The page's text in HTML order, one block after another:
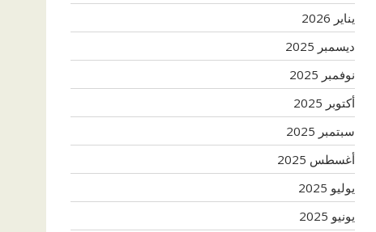
يناير 2026
ديسمبر 2025
نوفمبر 2025
أكتوبر 2025
سبتمبر 2025
أغسطس 2025
يوليو 2025
يونيو 2025